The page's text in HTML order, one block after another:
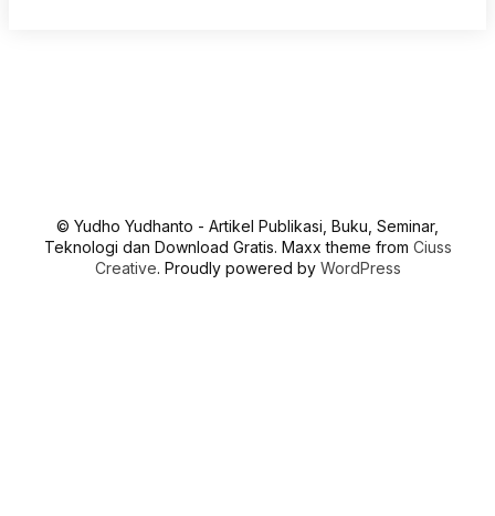
© Yudho Yudhanto - Artikel Publikasi, Buku, Seminar,
Teknologi dan Download Gratis. Maxx theme from Ciuss
Creative. Proudly powered by WordPress